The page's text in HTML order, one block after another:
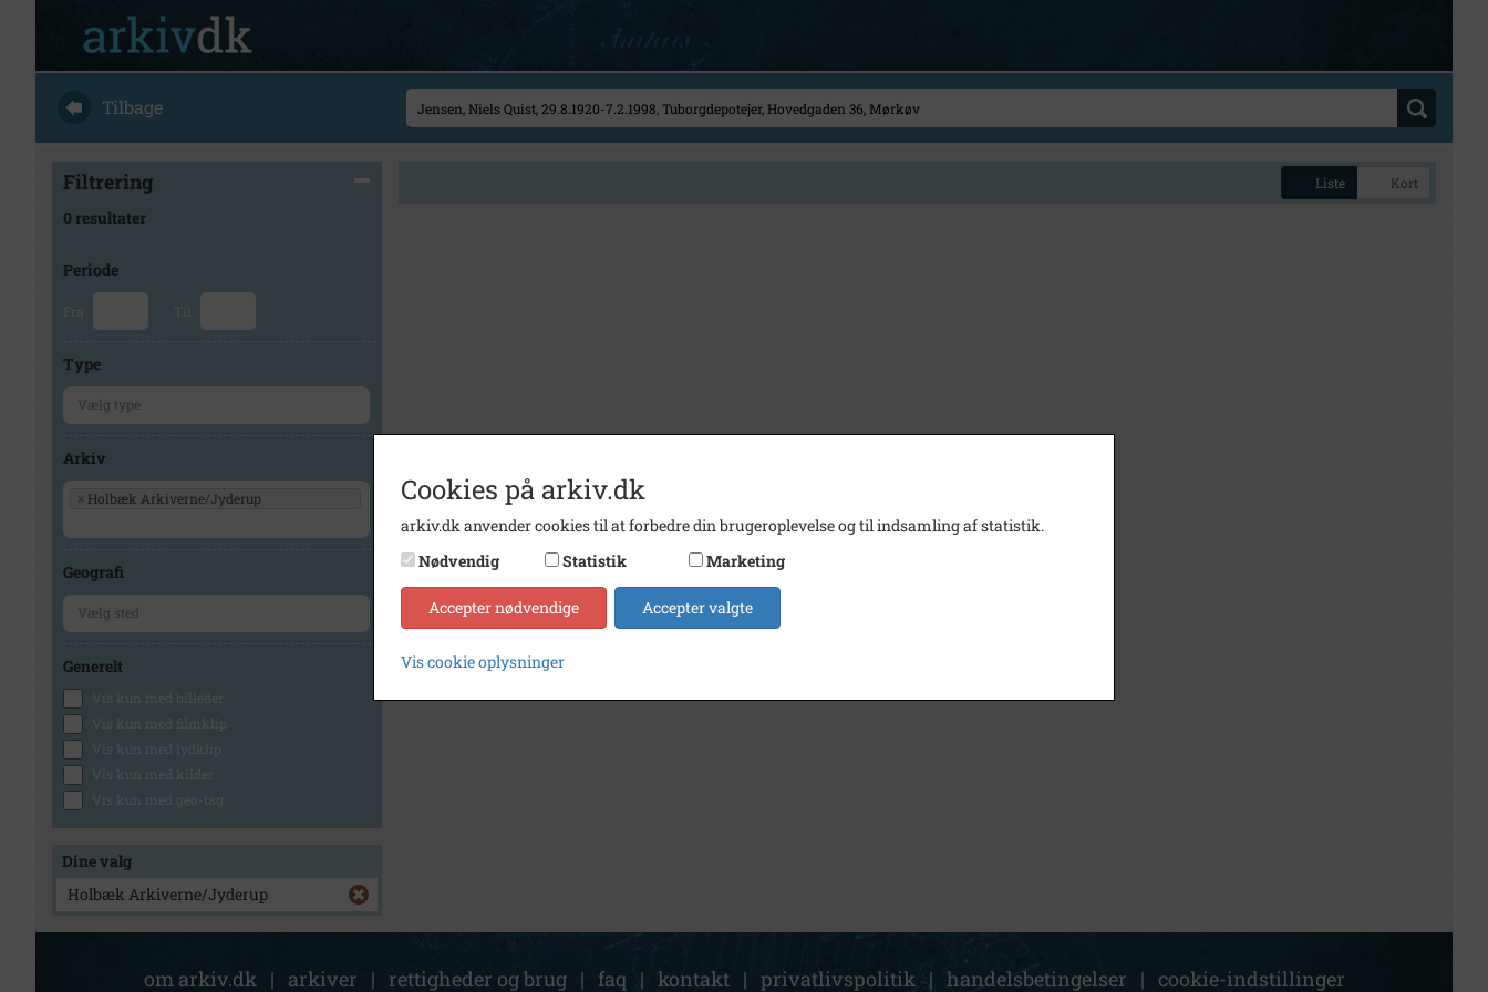
Tilbage
Filtrering
0 resultater
Periode
Fra Til
Type
Arkiv
× Holbæk Arkiverne/Jyderup
Geografi
Generelt
Vis kun med billeder
Vis kun med filmklip
Vis kun med lydklip
Vis kun med kilder
Vis kun med geo-tag
Dine valg
Holbæk Arkiverne/Jyderup
Liste Kort
om arkiv.dk | arkiver | rettigheder og brug | faq | kontakt | privatlivspolitik | handelsbetingelser | cookie-indstillinger
Cookies på arkiv.dk
arkiv.dk anvender cookies til at forbedre din brugeroplevelse og til indsamling af statistik.
Nødvendig
Statistik Marketing
Accepter nødvendige Accepter valgte
Vis cookie oplysninger